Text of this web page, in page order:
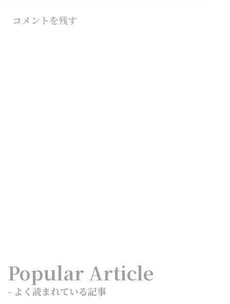
コメントを残す
Popular Article
- よく読まれている記事